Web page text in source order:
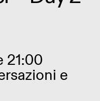
21:00
e